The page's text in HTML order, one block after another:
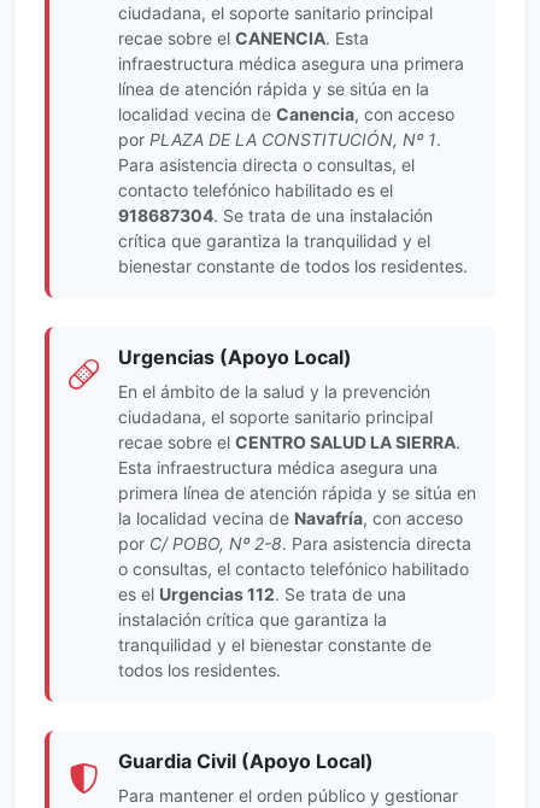
ciudadana, el soporte sanitario principal
recae sobre el CANENCIA. Esta
infraestructura médica asegura una primera
línea de atención rápida y se sitúa en la
localidad vecina de Canencia, con acceso
por PLAZA DE LA CONSTITUCIÓN, Nº 1.
Para asistencia directa o consultas, el
contacto telefónico habilitado es el
918687304. Se trata de una instalación
crítica que garantiza la tranquilidad y el
bienestar constante de todos los residentes.
Urgencias (Apoyo Local)
En el ámbito de la salud y la prevención
ciudadana, el soporte sanitario principal
recae sobre el CENTRO SALUD LA SIERRA.
Esta infraestructura médica asegura una
primera línea de atención rápida y se sitúa en
la localidad vecina de Navafría, con acceso
por C/ POBO, Nº 2-8. Para asistencia directa
o consultas, el contacto telefónico habilitado
es el Urgencias 112. Se trata de una
instalación crítica que garantiza la
tranquilidad y el bienestar constante de
todos los residentes.
Guardia Civil (Apoyo Local)
Para mantener el orden público y gestionar